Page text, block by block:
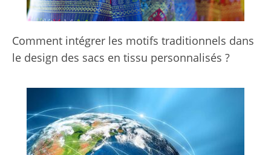
Comment intégrer les motifs traditionnels dans
le design des sacs en tissu personnalisés ?